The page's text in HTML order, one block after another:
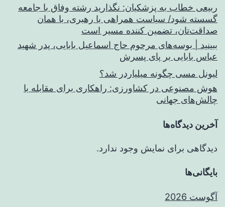
ربیعی خطاب به پزشکیان: نگذارید رشته وفاق با جامعه
گسسته شود/ سیاست همراهی با رهبری، با همان
صداقت‌تان، تضمین کننده مسیر است
ببینید | بوسه‌های مرحوم حاج اسماعیل بابایی، پدر شهید
عباس بابایی بر پای پسرش
لیونل مسی چگونه میلیاردر شد؟
هوش مصنوعی در کشاورزی: راهکاری برای مقابله با
چالش‌های جهانی
آخرین دیدگاه‌ها
دیدگاهی برای نمایش وجود ندارد.
بایگانی‌ها
آگوست 2026